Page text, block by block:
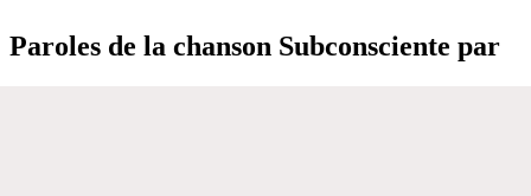
Paroles de la chanson Subconsciente par